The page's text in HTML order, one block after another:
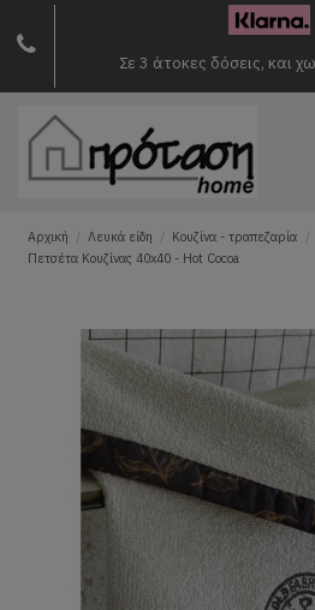
Σε 3 άτοκες δόσεις, και
Αρχική Λευκά είδη Κουζίνα - τραπεζαρία
Πετσέτα Κουζίνας 40x40 - Hot Cocoa